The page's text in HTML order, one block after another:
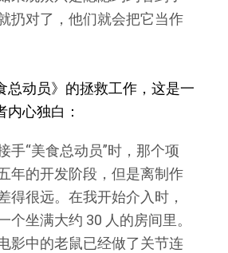
扔对了，他们就会把它当作
总动员》的拯救工作，这是一
心独白：
手“美食总动员”时，那个项
年的开发阶段，但是离制作
得很远。在我开始介入时，
个坐满大约 30 人的房间里。
影中的老鼠已经做了关节连